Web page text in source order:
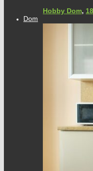
Hobby Dom,
Dom